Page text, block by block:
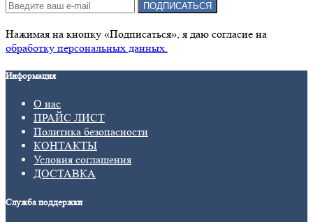
ПОДПИСАТЬСЯ
Нажимая на кнопку «Подписаться», я даю cогласие на
обработку персональных данных.
Информация
О нас
ПРАЙС ЛИСТ
Политика безопасности
КОНТАКТЫ
Условия соглашения
ДОСТАВКА
Служба поддержки